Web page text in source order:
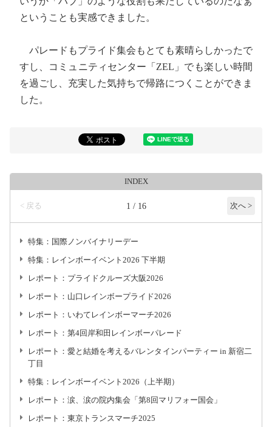
ということも実感できました。
パレードもプライド集会もとても素晴らしかったで
すし、コミュニティセンター「ZEL」でも楽しい時間
を過ごし、充実した気持ちで帰路につくことができま
した。
INDEX
< 戻る 1 / 16 次へ >
特集：国際ノンバイナリーデー
特集：レインボーイベント2026 下半期
レポート：プライドクルーズ大阪2026
レポート：山口レインボープライド2026
レポート：いわてレインボーマーチ2026
レポート：第4回岸和田レインボーパレード
レポート：愛と結婚を考えるバレンタインパーティー in 新宿二
丁目
特集：レインボーイベント2026（上半期）
レポート：涙、涙の院内集会「第8回マリフォー国会」
レポート：東京トランスマーチ2025